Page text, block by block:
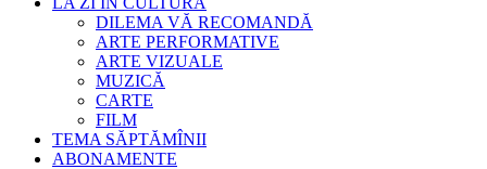
DILEMA VĂ RECOMANDĂ
ARTE PERFORMATIVE
ARTE VIZUALE
MUZICĂ
CARTE
FILM
TEMA SĂPTĂMÎNII
ABONAMENTE